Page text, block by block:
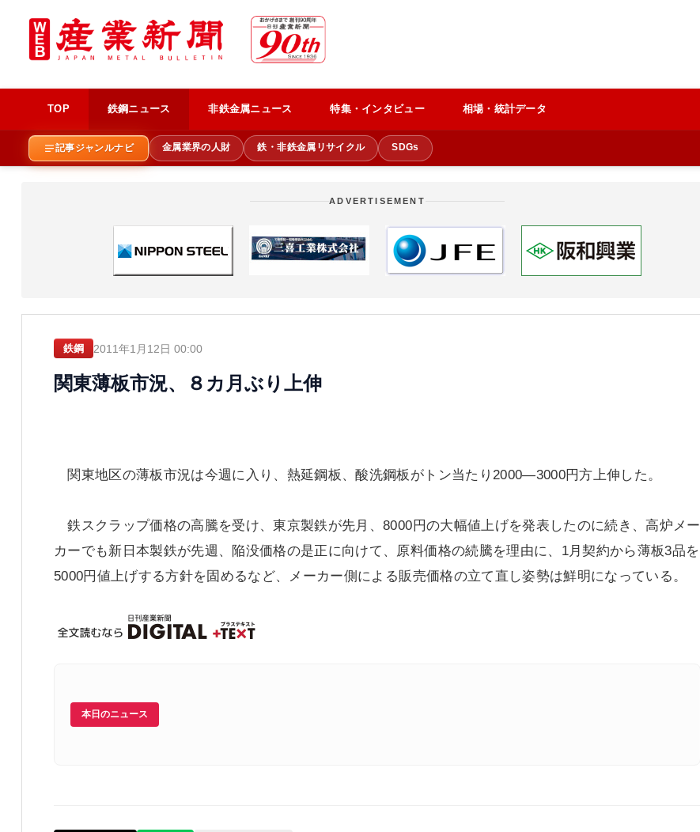
TOP 鉄鋼ニュース 非鉄金属ニュース 特集・インタビュー 相場・統計データ
記事ジャンルナビ 金属業界の人財 鉄・非鉄金属リサイクル SDGs
ADVERTISEMENT
鉄鋼 2011年1月12日 00:00
関東薄板市況、８カ月ぶり上伸
関東地区の薄板市況は今週に入り、熱延鋼板、酸洗鋼板がトン当たり2000―3000円方上伸した。
鉄スクラップ価格の高騰を受け、東京製鉄が先月、8000円の大幅値上げを発表したのに続き、高炉メー
カーでも新日本製鉄が先週、陥没価格の是正に向けて、原料価格の続騰を理由に、1月契約から薄板3品を
5000円値上げする方針を固めるなど、メーカー側による販売価格の立て直し姿勢は鮮明になっている。
本日のニュース